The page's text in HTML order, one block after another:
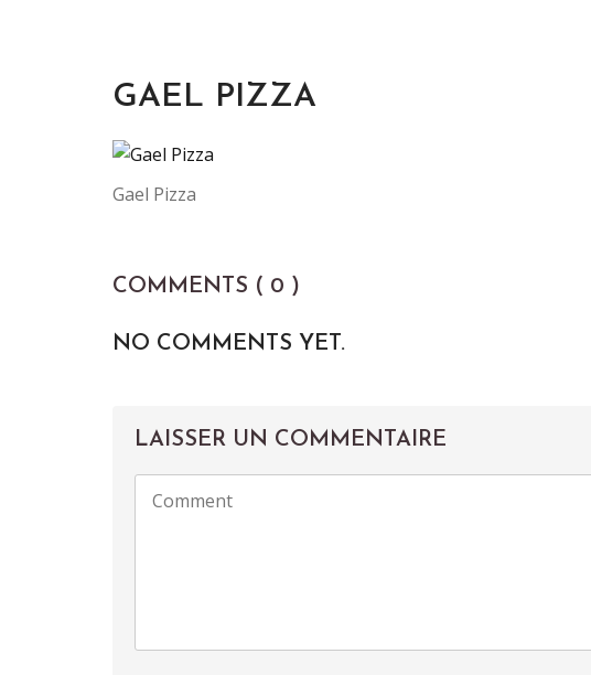
GAEL PIZZA
Gael Pizza
COMMENTS ( 0 )
NO COMMENTS YET.
LAISSER UN COMMENTAIRE